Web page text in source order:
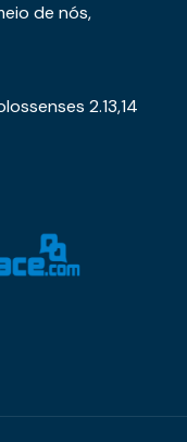
de nós,
2.13,14